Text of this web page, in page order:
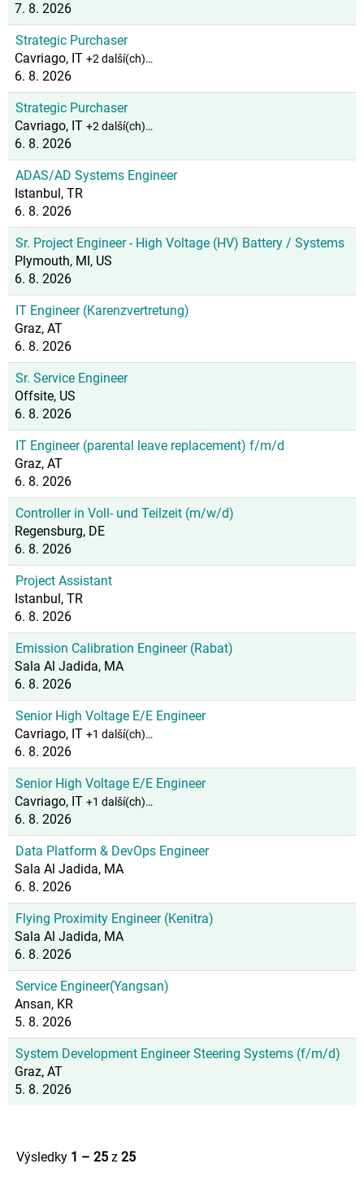
7. 8. 2026
Strategic Purchaser
Cavriago, IT +2 další(ch)…
6. 8. 2026
Strategic Purchaser
Cavriago, IT +2 další(ch)…
6. 8. 2026
ADAS/AD Systems Engineer
Istanbul, TR
6. 8. 2026
Sr. Project Engineer - High Voltage (HV) Battery / Systems
Plymouth, MI, US
6. 8. 2026
IT Engineer (Karenzvertretung)
Graz, AT
6. 8. 2026
Sr. Service Engineer
Offsite, US
6. 8. 2026
IT Engineer (parental leave replacement) f/m/d
Graz, AT
6. 8. 2026
Controller in Voll- und Teilzeit (m/w/d)
Regensburg, DE
6. 8. 2026
Project Assistant
Istanbul, TR
6. 8. 2026
Emission Calibration Engineer (Rabat)
Sala Al Jadida, MA
6. 8. 2026
Senior High Voltage E/E Engineer
Cavriago, IT +1 další(ch)…
6. 8. 2026
Senior High Voltage E/E Engineer
Cavriago, IT +1 další(ch)…
6. 8. 2026
Data Platform & DevOps Engineer
Sala Al Jadida, MA
6. 8. 2026
Flying Proximity Engineer (Kenitra)
Sala Al Jadida, MA
6. 8. 2026
Service Engineer(Yangsan)
Ansan, KR
5. 8. 2026
System Development Engineer Steering Systems (f/m/d)
Graz, AT
5. 8. 2026
Výsledky 1 – 25 z 25